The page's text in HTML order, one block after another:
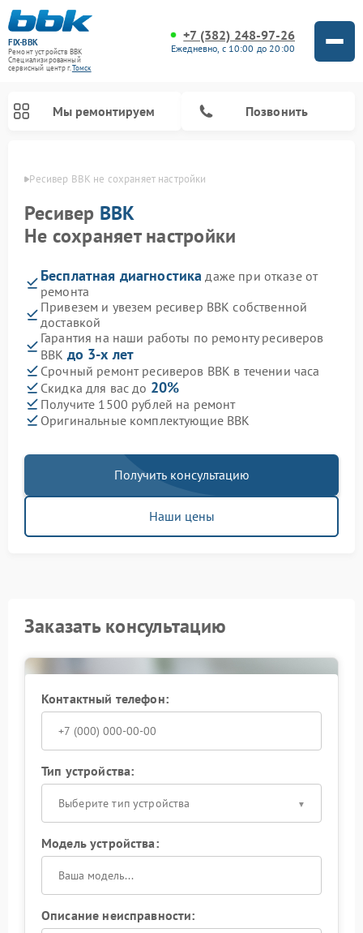
FIX-BBK
Ремонт устройств BBK
Специализированный
cервисный центр г.Томск
+7 (382) 248-97-26
Ежедневно, с 10:00 до 20:00
Мы ремонтируем Позвонить
Ресивер BBK не сохраняет настройки
Ресивер BBK
Не сохраняет настройки
Бесплатная диагностика даже при отказе от
ремонта
Привезем и увезем ресивер BBK собственной
доставкой
Гарантия на наши работы по ремонту ресиверов
BBK до 3-х лет
Срочный ремонт ресиверов BBK в течении часа
Скидка для вас до 20%
Получите 1500 рублей на ремонт
Оригинальные комплектующие BBK
Получить консультацию
Наши цены
Заказать консультацию
Контактный телефон:
Тип устройства:
Выберите тип устройства
Модель устройства:
Описание неисправности: